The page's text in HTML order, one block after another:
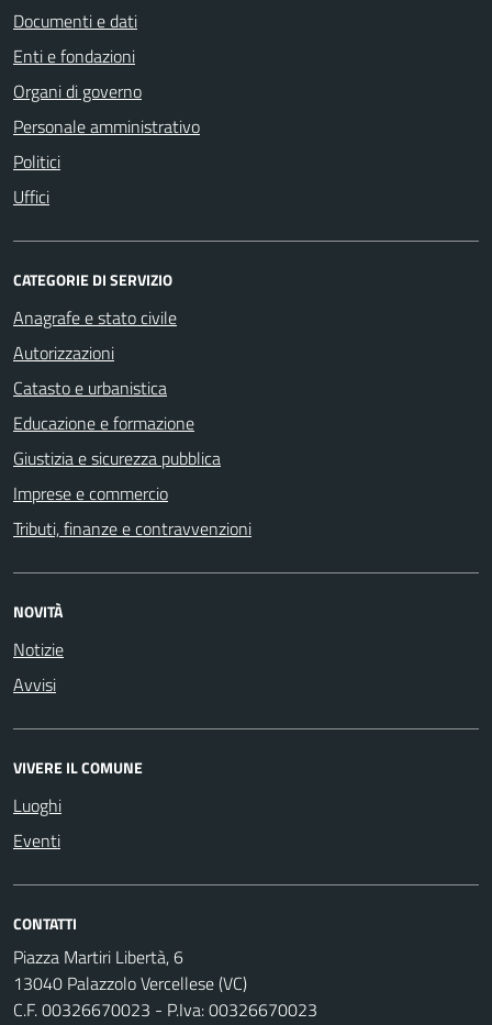
Documenti e dati
Enti e fondazioni
Organi di governo
Personale amministrativo
Politici
Uffici
CATEGORIE DI SERVIZIO
Anagrafe e stato civile
Autorizzazioni
Catasto e urbanistica
Educazione e formazione
Giustizia e sicurezza pubblica
Imprese e commercio
Tributi, finanze e contravvenzioni
NOVITÀ
Notizie
Avvisi
VIVERE IL COMUNE
Luoghi
Eventi
CONTATTI
Piazza Martiri Libertà, 6
13040 Palazzolo Vercellese (VC)
C.F. 00326670023 - P.Iva: 00326670023